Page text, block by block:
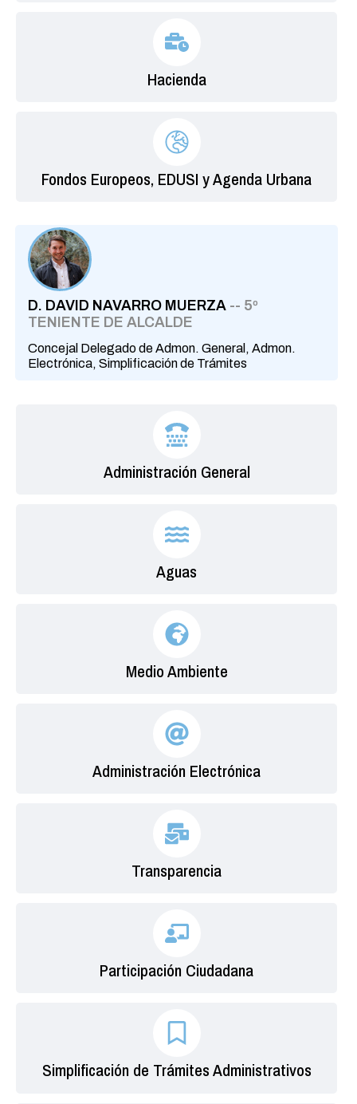
Hacienda
Fondos Europeos, EDUSI y Agenda Urbana
D. DAVID NAVARRO MUERZA-- 5º
TENIENTE DE ALCALDE
Concejal Delegado de Admon. General, Admon.
Electrónica, Simplificación de Trámites
Administración General
Aguas
Medio Ambiente
Administración Electrónica
Transparencia
Participación Ciudadana
Simplificación de Trámites Administrativos